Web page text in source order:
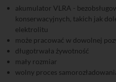
akumulator VLRA -
konserwacyjnych, takich jak
elektrolitu
może pracować w dowolnej
długotrwała żywotność
mały rozmiar
wolny proces